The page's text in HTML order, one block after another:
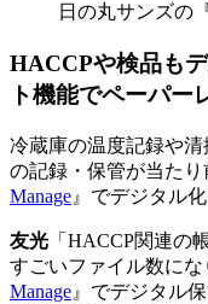
日の丸サンズの
HACCPや検品も
ト機能でペーパー
冷蔵庫の温度記録や
の記録・保管が当た
Manage 』でデジタル化
友光 「HACCP関連の
すごいファイル数に
Manage 』でデジタル